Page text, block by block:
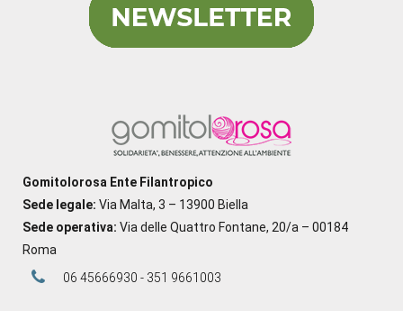
Gomitolorosa Ente Filantropico
Sede legale: Via Malta, 3 – 13900 Biella
Sede operativa: Via delle Quattro Fontane, 20/a – 00184
Roma
06 45666930 - 351 9661003